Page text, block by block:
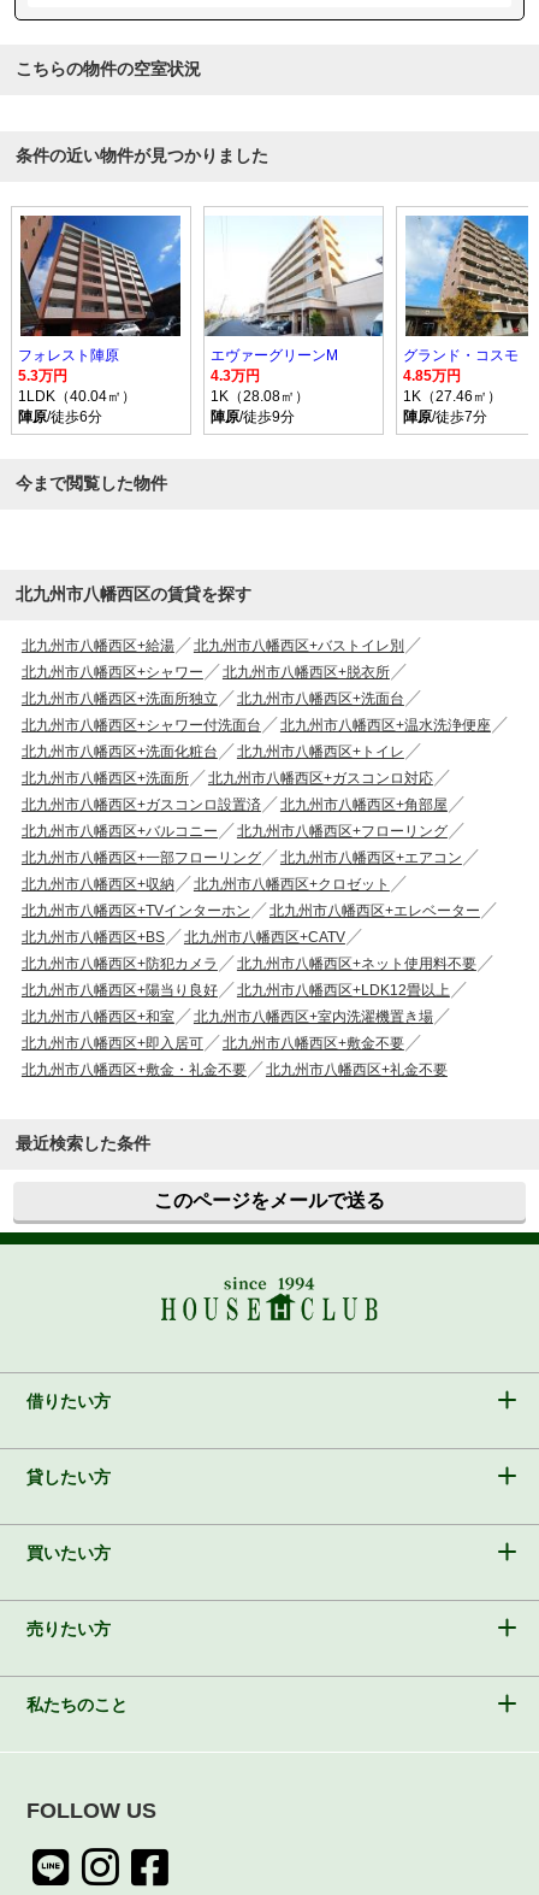
こちらの物件の空室状況
条件の近い物件が見つかりました
フォレスト陣原
5.3万円
1LDK（40.04㎡）
陣原/徒歩6分
エヴァーグリーンM
4.3万円
1K（28.08㎡）
陣原/徒歩9分
グランド・コスモ
4.85万円
1K（27.46㎡）
陣原/徒歩7分
今まで閲覧した物件
北九州市八幡西区の賃貸を探す
北九州市八幡西区+給湯
北九州市八幡西区+バストイレ別
北九州市八幡西区+シャワー
北九州市八幡西区+脱衣所
北九州市八幡西区+洗面所独立
北九州市八幡西区+洗面台
北九州市八幡西区+シャワー付洗面台
北九州市八幡西区+温水洗浄便座
北九州市八幡西区+洗面化粧台
北九州市八幡西区+トイレ
北九州市八幡西区+洗面所
北九州市八幡西区+ガスコンロ対応
北九州市八幡西区+ガスコンロ設置済
北九州市八幡西区+角部屋
北九州市八幡西区+バルコニー
北九州市八幡西区+フローリング
北九州市八幡西区+一部フローリング
北九州市八幡西区+エアコン
北九州市八幡西区+収納
北九州市八幡西区+クロゼット
北九州市八幡西区+TVインターホン
北九州市八幡西区+エレベーター
北九州市八幡西区+BS
北九州市八幡西区+CATV
北九州市八幡西区+防犯カメラ
北九州市八幡西区+ネット使用料不要
北九州市八幡西区+陽当り良好
北九州市八幡西区+LDK12畳以上
北九州市八幡西区+和室
北九州市八幡西区+室内洗濯機置き場
北九州市八幡西区+即入居可
北九州市八幡西区+敷金不要
北九州市八幡西区+敷金・礼金不要
北九州市八幡西区+礼金不要
最近検索した条件
このページをメールで送る
借りたい方
貸したい方
買いたい方
売りたい方
私たちのこと
FOLLOW US